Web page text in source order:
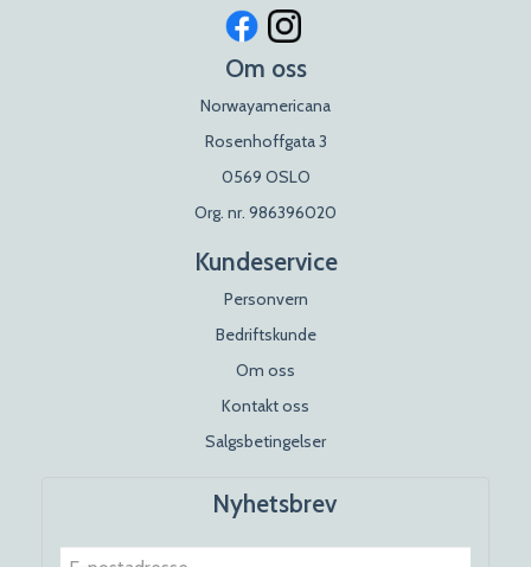
Om oss
Norwayamericana
Rosenhoffgata 3
0569 OSLO
Org. nr. 986396020
Kundeservice
Personvern
Bedriftskunde
Om oss
Kontakt oss
Salgsbetingelser
Nyhetsbrev